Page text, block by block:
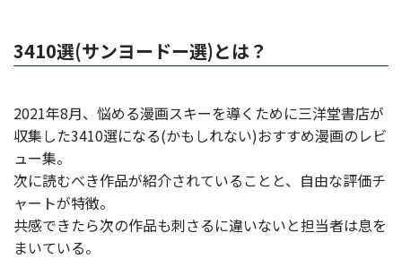
3410選(サンヨードー選)とは？
2021年8月、悩める漫画スキーを導くために三洋堂書店が
収集した3410選になる(かもしれない)おすすめ漫画のレビ
ュー集。
次に読むべき作品が紹介されていることと、自由な評価チ
ャートが特徴。
共感できたら次の作品も刺さるに違いないと担当者は息を
まいている。